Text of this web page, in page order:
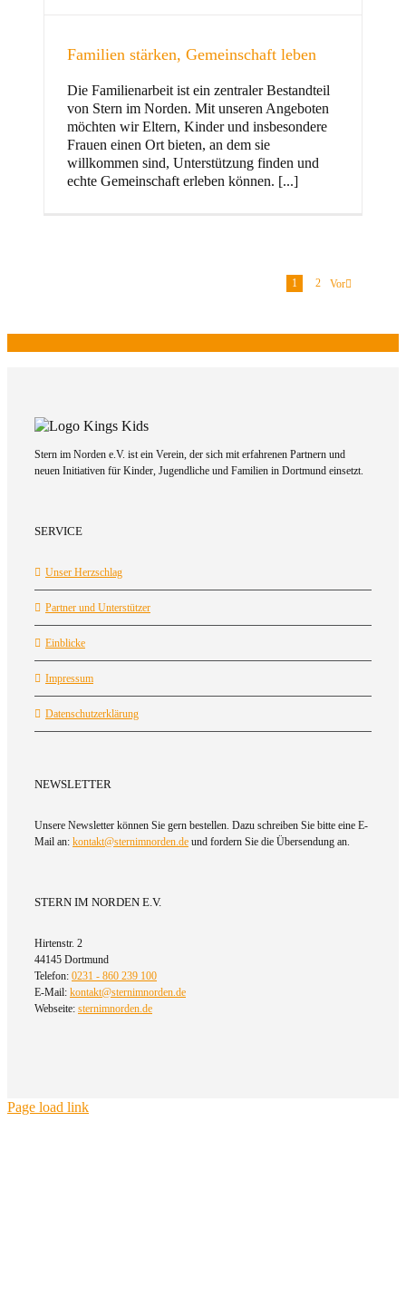
Familien stärken, Gemeinschaft leben
Die Familienarbeit ist ein zentraler Bestandteil
von Stern im Norden. Mit unseren Angeboten
möchten wir Eltern, Kinder und insbesondere
Frauen einen Ort bieten, an dem sie
willkommen sind, Unterstützung finden und
echte Gemeinschaft erleben können. [...]
1 2 Vor
Stern im Norden e.V. ist ein Verein, der sich mit erfahrenen Partnern und
neuen Initiativen für Kinder, Jugendliche und Familien in Dortmund einsetzt.
SERVICE
Unser Herzschlag
Partner und Unterstützer
Einblicke
Impressum
Datenschutzerklärung
NEWSLETTER
Unsere Newsletter können Sie gern bestellen. Dazu schreiben Sie bitte eine E-
Mail an: kontakt@sternimnorden.de und fordern Sie die Übersendung an.
STERN IM NORDEN E.V.
Hirtenstr. 2
44145 Dortmund
Telefon: 0231 - 860 239 100
E-Mail: kontakt@sternimnorden.de
Webseite: sternimnorden.de
Page load link